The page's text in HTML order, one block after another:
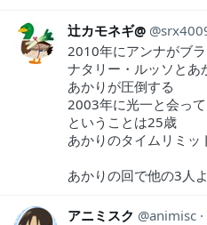
辻カモネギ@
2010年にアンナがブ
ナタリー・ルッソとあ
あかりが圧倒する
2003年に光一と会っ
ということは25歳
あかりのタイムリミッ
あかりの回で他の3人
アニミスク animisc